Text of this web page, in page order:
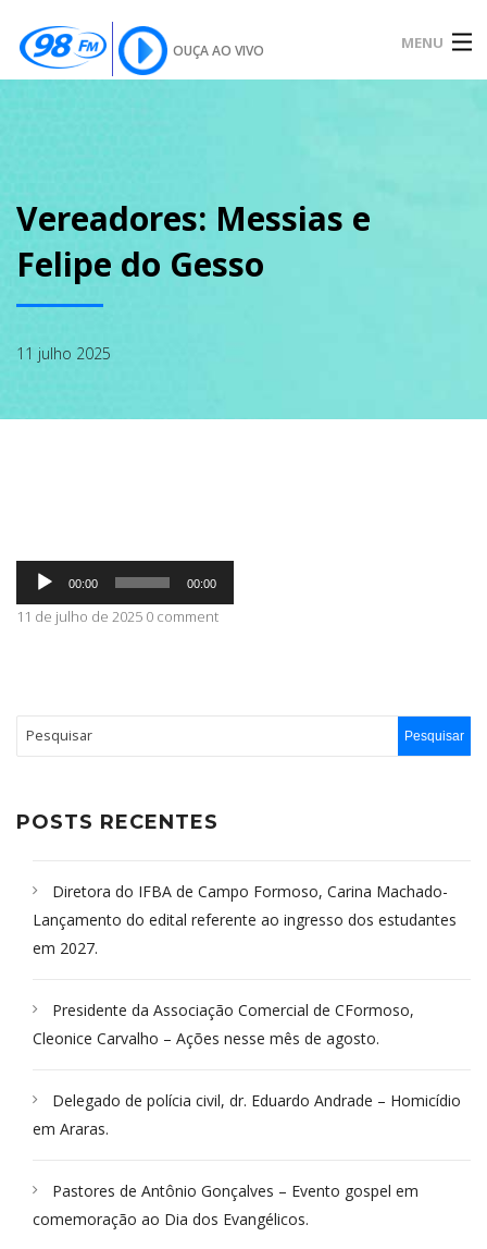
OUÇA AO VIVO MENU
SOBRE
NOTÍCIAS
PODCAST
CONTATO
Vereadores: Messias e
Felipe do Gesso
11 julho 2025
Tocador
áudio
00:00 00:00
11 de julho de 2025 0 comment
POSTS RECENTES
Diretora do IFBA de Campo Formoso, Carina Machado-
Lançamento do edital referente ao ingresso dos estudantes
em 2027.
Presidente da Associação Comercial de CFormoso,
Cleonice Carvalho – Ações nesse mês de agosto.
Delegado de polícia civil, dr. Eduardo Andrade – Homicídio
em Araras.
Pastores de Antônio Gonçalves – Evento gospel em
comemoração ao Dia dos Evangélicos.